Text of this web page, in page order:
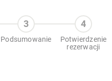
Podsumowanie
Potwierdzenie
rezerwacji